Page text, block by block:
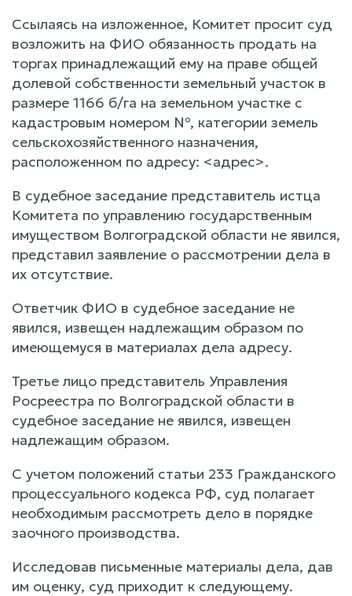
Ссылаясь на изложенное, Комитет просит суд
возложить на ФИО обязанность продать на
торгах принадлежащий ему на праве общей
долевой собственности земельный участок в
размере 1166 б/га на земельном участке с
кадастровым номером №, категории земель
сельскохозяйственного назначения,
расположенном по адресу: <адрес>.
В судебное заседание представитель истца
Комитета по управлению государственным
имуществом Волгоградской области не явился,
представил заявление о рассмотрении дела в
их отсутствие.
Ответчик ФИО в судебное заседание не
явился, извещен надлежащим образом по
имеющемуся в материалах дела адресу.
Третье лицо представитель Управления
Росреестра по Волгоградской области в
судебное заседание не явился, извещен
надлежащим образом.
С учетом положений статьи 233 Гражданского
процессуального кодекса РФ, суд полагает
необходимым рассмотреть дело в порядке
заочного производства.
Исследовав письменные материалы дела, дав
им оценку, суд приходит к следующему.